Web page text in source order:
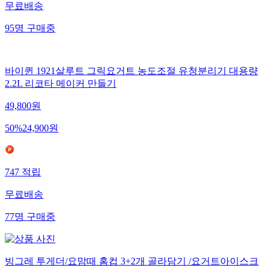
무료배송
95명 구매중
바이퀸 1921살루트 그릭요거트 농도조절 유청분리기 대용량
2.2L 리코타 메이커 만들기
49,800원
50%24,900원
747 적립
무료배송
77명 구매중
빙그레 투게더/요맘때 홈컵 3+2개 골라담기 /요거트아이스크